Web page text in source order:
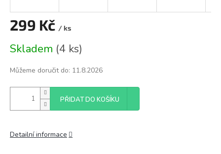
299 Kč / ks
cena:
Skladem (4 ks)
Můžeme doručit do: 11.8.2026
PŘIDAT DO KOŠÍKU
Detailní informace